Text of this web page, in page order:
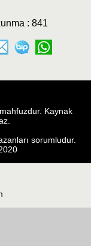
: 841
Kaynak
sorumludur.